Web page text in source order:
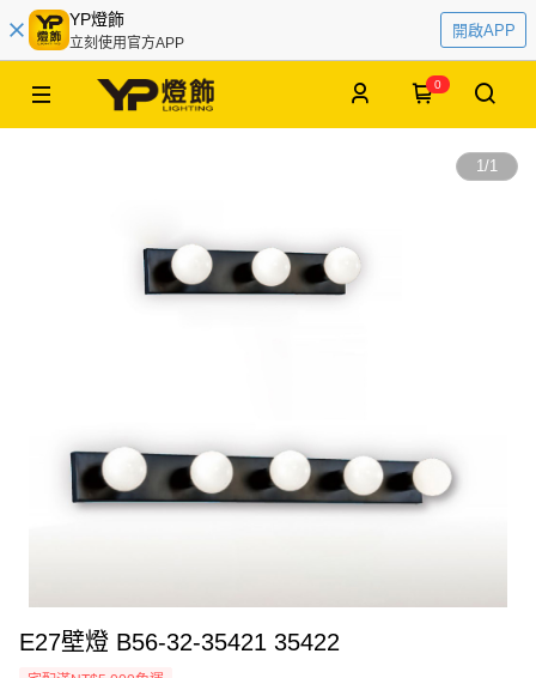
YP燈飾
立刻使用官方APP
開啟APP
0
1/1
E27壁燈 B56-32-35421 35422